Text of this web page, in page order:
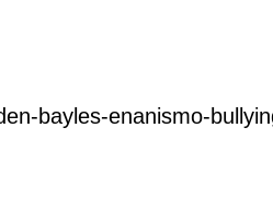
bayles-enanismo-